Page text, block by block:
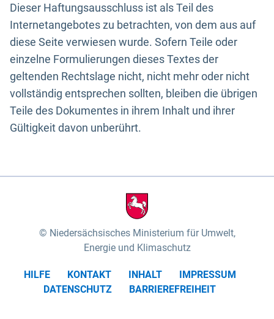
Dieser Haftungsausschluss ist als Teil des
Internetangebotes zu betrachten, von dem aus auf
diese Seite verwiesen wurde. Sofern Teile oder
einzelne Formulierungen dieses Textes der
geltenden Rechtslage nicht, nicht mehr oder nicht
vollständig entsprechen sollten, bleiben die übrigen
Teile des Dokumentes in ihrem Inhalt und ihrer
Gültigkeit davon unberührt.
Niedersächsisches Ministerium für Umwelt,
Energie und Klimaschutz
HILFE KONTAKT INHALT
IMPRESSUM
DATENSCHUTZ
BARRIEREFREIHEIT